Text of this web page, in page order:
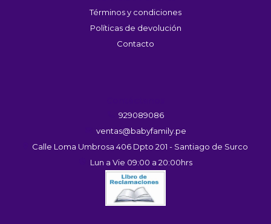
Términos y condiciones
Políticas de devolución
Contacto
929089086
ventas@babyfamily.pe
Calle Loma Umbrosa 406 Dpto 201 - Santiago de Surco
Lun a Vie 09:00 a 20:00hrs